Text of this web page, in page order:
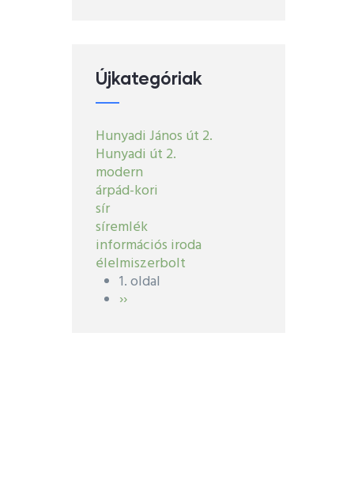
Újkategóriak
Hunyadi János út 2.
Hunyadi út 2.
modern
árpád-kori
sír
síremlék
információs iroda
élelmiszerbolt
Oldalszámozás
1. oldal
Következő
››